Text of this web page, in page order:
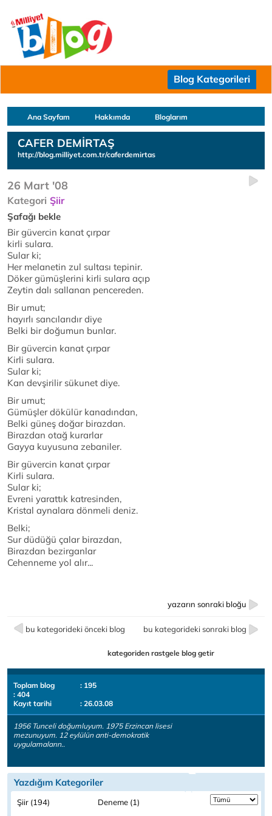
Blog Kategorileri
Ana Sayfam Hakkımda Bloglarım
CAFER DEMİRTAŞ
http://blog.milliyet.com.tr/caferdemirtas
26 Mart '08
Kategori Şiir
Şafağı bekle
Bir güvercin kanat çırpar
kirli sulara.
Sular ki;
Her melanetin zul sultası tepinir.
Döker gümüşlerini kirli sulara açıp
Zeytin dalı sallanan pencereden.
Bir umut;
hayırlı sancılarıdır diye
Belki bir doğumun bunlar.
Bir güvercin kanat çırpar
Kirli sulara.
Sular ki;
Kan devşirilir sükunet diye.
Bir umut;
Gümüşler dökülür kanadından,
Belki güneş doğar birazdan.
Birazdan otağ kurarlar
Gayya kuyusuna zebaniler.
Bir güvercin kanat çırpar
Kirli sulara.
Sular ki;
Evreni yarattık katresinden,
Kristal aynalara dönmeli deniz.
Belki;
Sur düdüğü çalar birazdan,
Birazdan bezirganlar
Cehenneme yol alır...
yazarın sonraki bloğu
bu kategorideki önceki blog bu kategorideki sonraki blog
kategoriden rastgele blog getir
Toplam blog
: 195
: 404
Kayıt tarihi
: 26.03.08
1956 Tunceli doğumluyum. 1975 Erzincan lisesi
mezunuyum. 12 eylülün anti-demokratik
uygulamaların..
Yazdığım Kategoriler
Şiir (194) Deneme (1)